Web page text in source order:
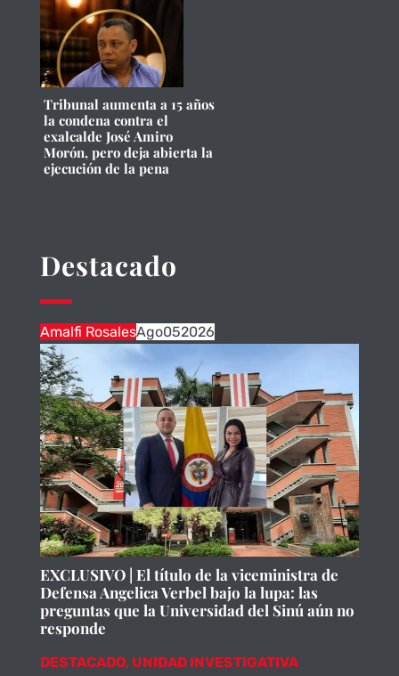
Tribunal aumenta a 15 años
la condena contra el
exalcalde José Amiro
Morón, pero deja abierta la
ejecución de la pena
Destacado
Amalfi RosalesAgo052026
EXCLUSIVO | El título de la viceministra de
Defensa Angelica Verbel bajo la lupa: las
preguntas que la Universidad del Sinú aún no
responde
DESTACADO, UNIDAD INVESTIGATIVA